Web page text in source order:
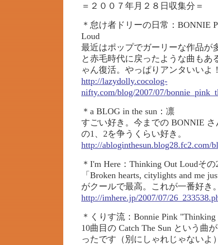
＝２００７年月２８日収集分＝
＊怠け者ドリーの日常：BONNIE
Loud
最近はポップでガーリーな作品が
と赤毛時代に戻ったような曲もあ
ゃん復活。やっぱりアンタいいよ
http://lazydolly.cocolog-
nifty.com/blog/2007/07/
＊a BLOG in the sun：凛
すごい好き。今までの BONNIE
の1、2を争うくらい好き。
http://abloginthesun.blog28.fc2.com/
＊I'm Here：Thinking Out Loudその
「Broken hearts, citylights and me
がクールで最高。これが一番好き
http://imhere.jp/2007/07/
＊くりす流：Bonnie Pink
10曲目の Catch The Sun という曲
ったです（別にしゃれじゃないよ